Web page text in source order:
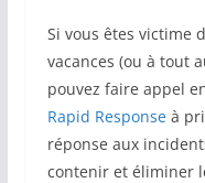
Si vous êtes victime
vacances (ou à tout
pouvez faire appel
Rapid Responseà
réponse aux
contenir et éliminer